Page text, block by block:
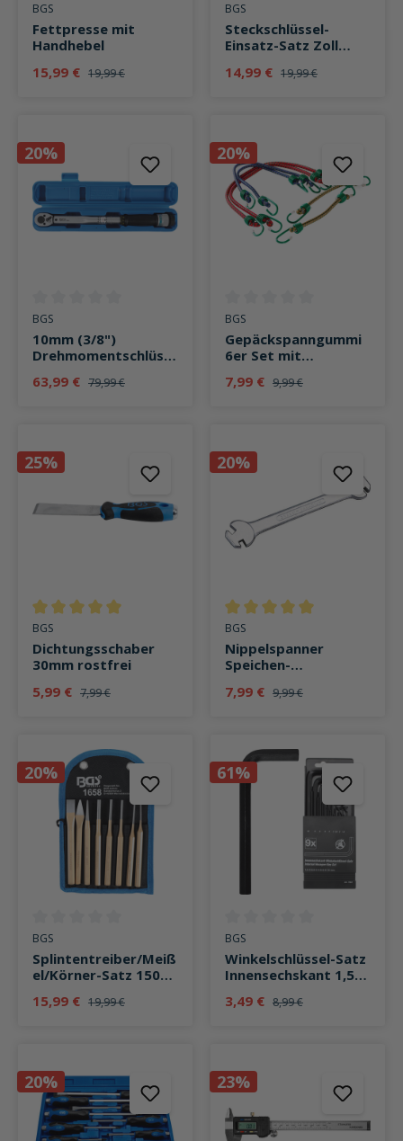
Durchschnittliche Bewertung von 0 von 5 Sternen
BGS
Fettpresse mit
Handhebel
15,99 € 19,99 €
Durchschnittliche Bewertung
BGS
Steckschlüssel-
Einsatz-Satz Zoll
teilig
14,99 € 19,99 €
20%
Durchschnittliche Bewertung von 0 von 5 Sternen
BGS
10mm (3/8")
Drehmomentschlüss
63,99 € 79,99 €
20%
Durchschnittliche Bewertung
BGS
Gepäckspanngummi
6er Set mit
Längen
7,99 € 9,99 €
25%
Durchschnittliche Bewertung von 5 von 5 Sternen
BGS
Dichtungsschaber
30mm rostfrei
5,99 € 7,99 €
20%
Durchschnittliche Bewertung
BGS
Nippelspanner
Speichen-
7,99 € 9,99 €
20%
Durchschnittliche Bewertung von 0 von 5 Sternen
BGS
Splintentreiber/Meiß
el/Körner-Satz 150
15,99 € 19,99 €
61%
Durchschnittliche Bewertung
BGS
Winkelschlüssel-Satz
Innensechskant 1,5-
3,49 € 8,99 €
20% 23%